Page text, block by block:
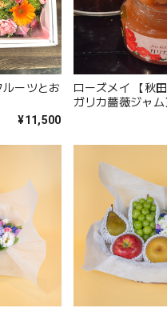
ーツとお
¥11,500
ローズメイ 【秋
ガリカ薔薇ジャム